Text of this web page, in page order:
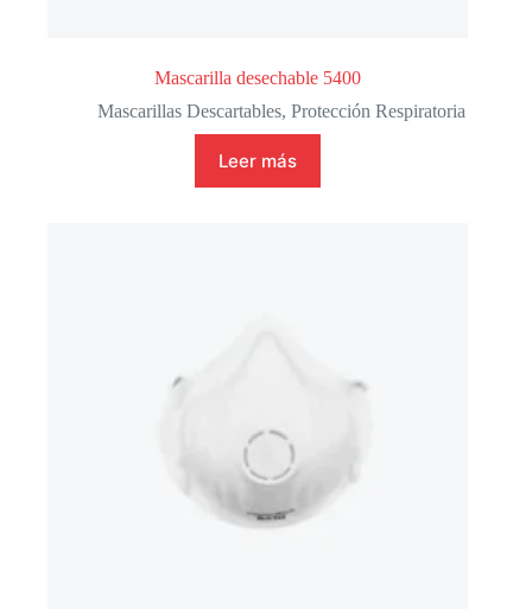
Mascarilla desechable 5400
Mascarillas Descartables,Protección Respiratoria
Leer más